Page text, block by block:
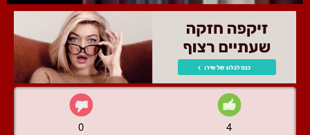
0 4